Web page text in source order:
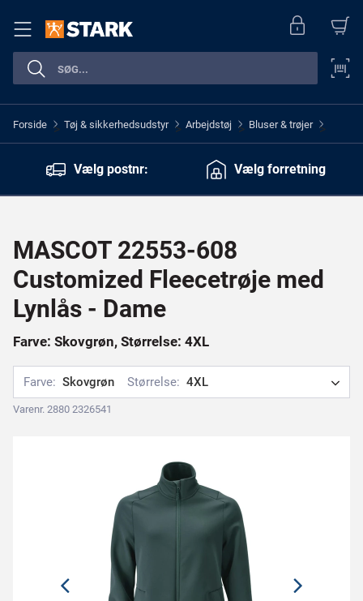
Forside > Tøj & sikkerhedsudstyr > Arbejdstøj > Bluser & trøjer >
Vælg postnr: Vælg forretning
MASCOT 22553-608
Customized Fleecetrøje med
Lynlås - Dame
Farve: Skovgrøn, Størrelse: 4XL
Farve: Skovgrøn Størrelse: 4XL
Varenr. 2880 2326541